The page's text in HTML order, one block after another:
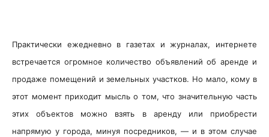
Практически ежедневно в газетах и журналах, интернете
встречается огромное количество объявлений об аренде и
продаже помещений и земельных участков. Но мало, кому в
этот момент приходит мысль о том, что значительную часть
этих объектов можно взять в аренду или приобрести
напрямую у города, минуя посредников, — и в этом случае